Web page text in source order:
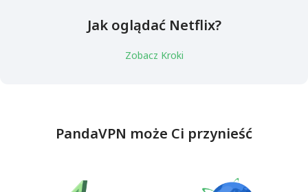
Jak oglądać Netflix?
Zobacz Kroki
PandaVPN może Ci przynieść